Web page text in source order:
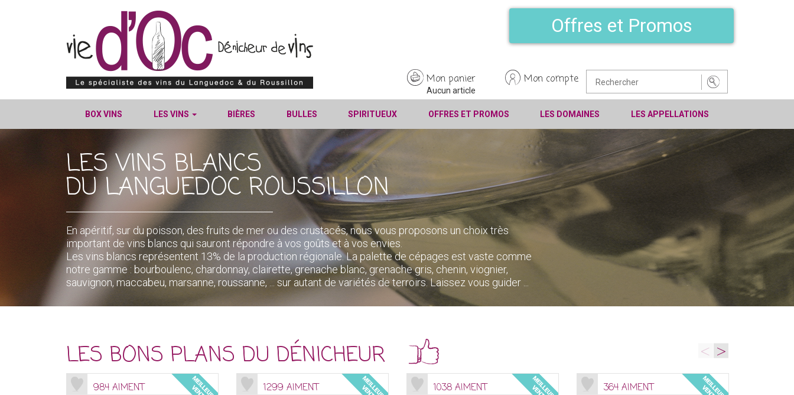
Offres et Promos
Mon panier
Aucun article
Mon compte
BOX VINS LES VINS BIÈRES BULLES SPIRITUEUX OFFRES ET PROMOS LES DOMAINES LES APPELLATIONS
LES VINS BLANCS
DU LANGUEDOC ROUSSILLON
En apéritif, sur du poisson, des fruits de mer ou des crustacés, nous vous proposons un choix très
important de vins blancs qui sauront répondre à vos goûts et à vos envies.
Les vins blancs représentent 13% de la production régionale. La palette de cépages est vaste comme
notre gamme : bourboulenc, chardonnay, clairette, grenache blanc, grenache gris, chenin, viognier,
sauvignon, maccabeu, marsanne, roussanne, ... sur autant de variétés de terroirs. Laissez vous guider ...
LES BONS PLANS DU DÉNICHEUR <
984 AIMENT 1299 AIMENT 1038 AIMENT 364 AIMENT
>